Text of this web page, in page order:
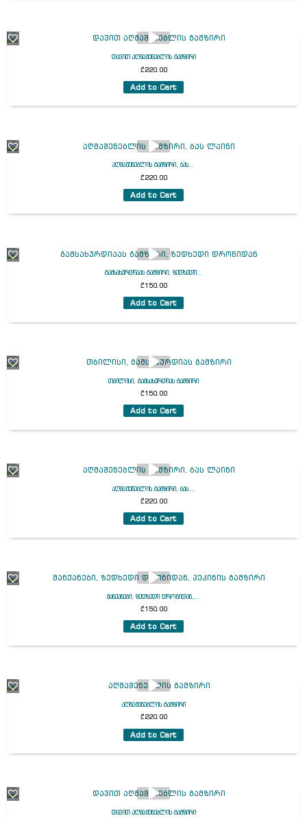
დავით აღმაშენებლის გამზირი
₾220.00
Add to Cart
აღმაშენებლის გამზირი, ბას...
₾220.00
Add to Cart
გამსახურდიაას გამზირი, ზედხედი...
₾150.00
Add to Cart
თბილისი, გამსახურდიას გამზირი
₾150.00
Add to Cart
აღმაშენებლის გამზირი, ბას...
₾220.00
Add to Cart
მანქანები, ზედხედი დრონიდან,...
₾150.00
Add to Cart
აღმაშენებლის გამზირი
₾220.00
Add to Cart
დავით აღმაშენებლის გამზირი